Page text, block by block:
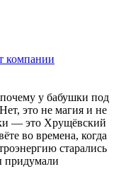
компании
у бабушки под
это не магия и не
— это Хрущёвский
во времена, когда
старались
придумали